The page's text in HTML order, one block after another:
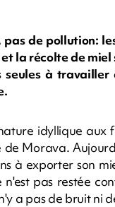
de pollution:
la récolte de
à
idyllique
Morava.
à exporter son
pas restée
a pas de bruit ni